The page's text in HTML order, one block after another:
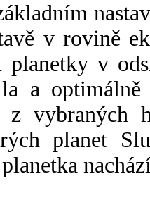
v rovině
planetky v
a
vybraných
planet
planetka